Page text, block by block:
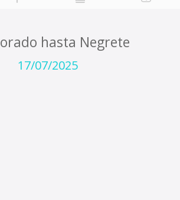
hasta Negrete
17/07/2025